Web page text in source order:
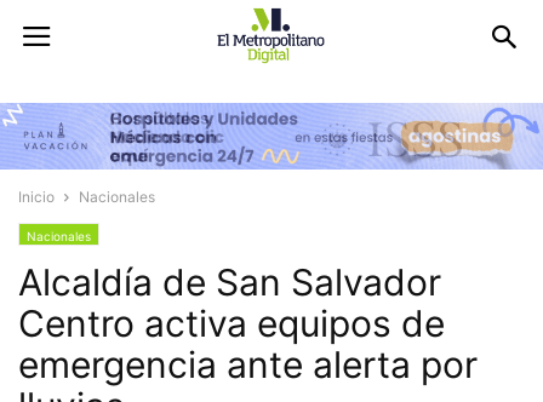
Inicio Nacionales
Nacionales
Alcaldía de San Salvador
Centro activa equipos de
emergencia ante alerta por